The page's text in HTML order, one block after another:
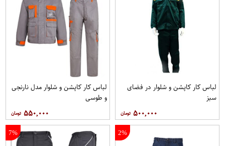
لباس کار کاپشن و شلوار در فضای
سبز
۵۰۰,۰۰۰
لباس کار کاپشن و شلوار مدل نارنجی
و طوسی
۵۵۰,۰۰۰
2%
7%